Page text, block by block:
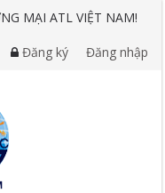
MẠI ATL VIỆT NAM!
Đăng ký Đăng nhập